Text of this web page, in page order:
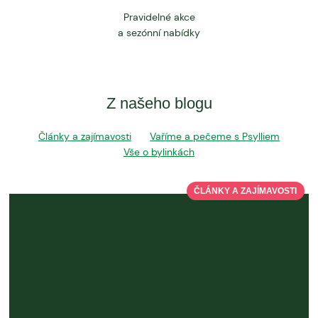
Pravidelné akce
a sezónní nabídky
Z našeho blogu
Články a zajímavosti
Vaříme a pečeme s Psylliem
Vše o bylinkách
ČLÁNKY A ZAJÍMAVOSTI